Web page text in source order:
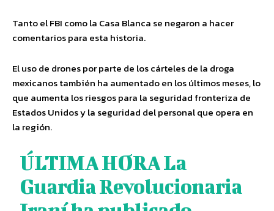
Tanto el FBI como la Casa Blanca se negaron a hacer
comentarios para esta historia.
El uso de drones por parte de los cárteles de la droga
mexicanos también ha aumentado en los últimos meses, lo
que aumenta los riesgos para la seguridad fronteriza de
Estados Unidos y la seguridad del personal que opera en
la región.
ÚLTIMA HORA La
Guardia Revolucionaria